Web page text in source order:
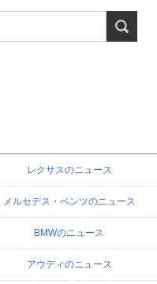
レクサスのニュース
メルセデス・ベンツのニュース
BMWのニュース
アウディのニュース